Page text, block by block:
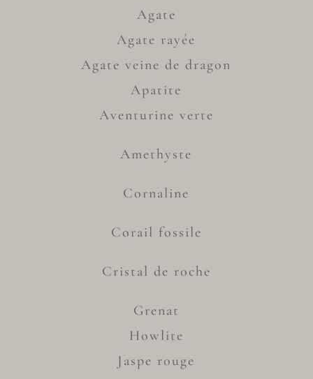
Agate
Agate rayée
Agate veine de dragon
Apatite
Aventurine verte
Amethyste
Cornaline
Corail fossile
Cristal de roche
Grenat
Howlite
Jaspe rouge